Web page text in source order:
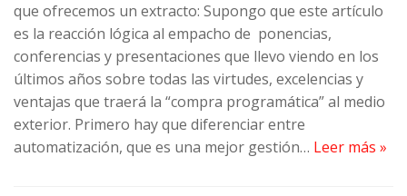
que ofrecemos un extracto: Supongo que este artículo
es la reacción lógica al empacho de ponencias,
conferencias y presentaciones que llevo viendo en los
últimos años sobre todas las virtudes, excelencias y
ventajas que traerá la “compra programática” al medio
exterior. Primero hay que diferenciar entre
automatización, que es una mejor gestión… Leer más »